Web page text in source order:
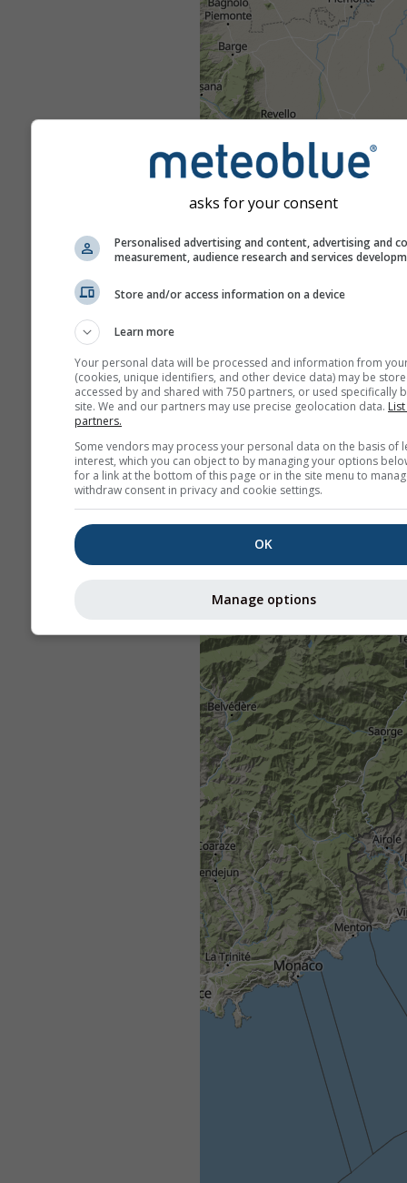
asks for your consent
Personalised advertising and content, advertising and
measurement, audience research and services
Store and/or access information on a device
Learn more
Your personal data will be processed and information from
(cookies, unique identifiers, and other device data) may be
accessed by and shared with 750 partners, or used specifically
site. We and our partners may use precise geolocation data.
partners.
Some vendors may process your personal data on the basis of
interest, which you can object to by managing your options
for a link at the bottom of this page or in the site menu to
withdraw consent in privacy and cookie settings.
OK
Manage options